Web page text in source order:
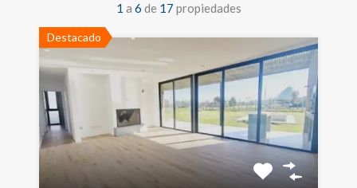
1 a 6 de 17 propiedades
Destacado